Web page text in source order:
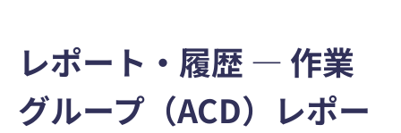
レポート・履歴 ― 作業
グループ（ACD）レポー